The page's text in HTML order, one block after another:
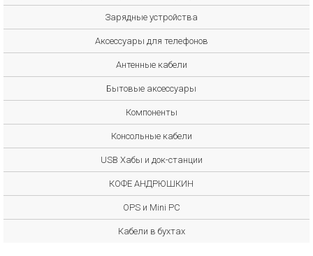
Зарядные устройства
Аксессуары для телефонов
Антенные кабели
Бытовые аксессуары
Компоненты
Консольные кабели
USB Хабы и док-станции
КОФЕ АНДРЮШКИН
OPS и Mini PC
Кабели в бухтах